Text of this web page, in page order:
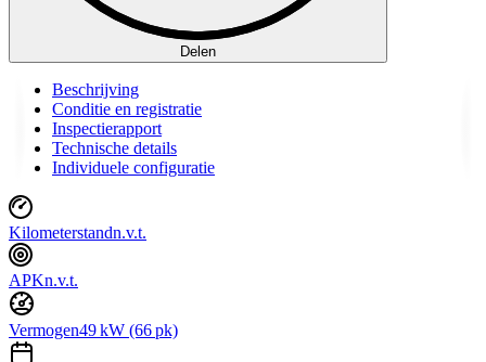
Delen
Beschrijving
Conditie en registratie
Inspectierapport
Technische details
Individuele configuratie
Kilometerstandn.v.t.
APKn.v.t.
Vermogen49 kW (66 pk)